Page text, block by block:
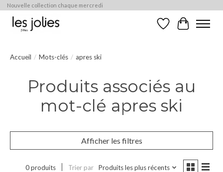
Nouvelle collection chaque mercredi
Liste de souhaits
Panier
Accueil / Mots-clés / apres ski
Produits associés au
mot-clé apres ski
Afficher les filtres
0 produits Trier par Produits les plus récents